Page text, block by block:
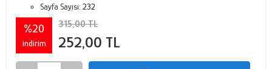
Sayfa Sayısı: 232
%20
indirim
315,00 TL
252,00 TL